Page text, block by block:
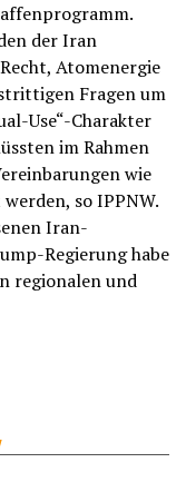
der Iran
Atomenergie
Fragen um
Use“-Charakter
im Rahmen
wie
so IPPNW.
Iran-
Regierung habe
regionalen und